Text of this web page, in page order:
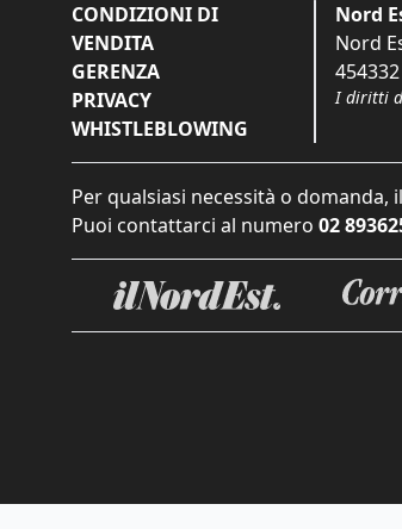
CONDIZIONI DI
VENDITA
GERENZA
PRIVACY
WHISTLEBLOWING
Nord
Nord
454332
I diritti
Per qualsiasi necessità o
Puoi contattarci al numero 02